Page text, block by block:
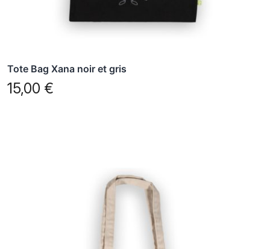
Tote Bag Xana noir et gris
15,00 €